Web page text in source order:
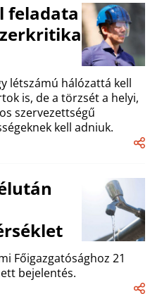
feladata
létszámú hálózattá kell
is, de a törzsét a helyi,
szervezettségű
kell adniuk.
Főigazgatósághoz 21
bejelentés.